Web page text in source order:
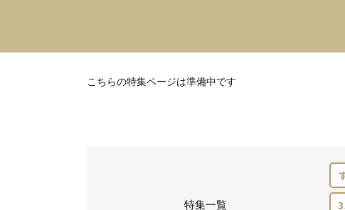
こちらの特集ページは準備中です
特集一覧